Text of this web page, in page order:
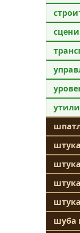
шуба